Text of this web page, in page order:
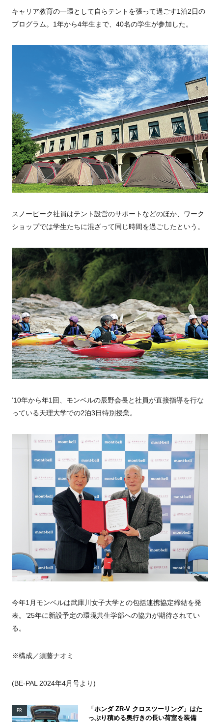
キャリア教育の一環として自らテントを張って過ごす1泊2日の
プログラム。1年から4年生まで、40名の学生が参加した。
スノーピーク社員はテント設営のサポートなどのほか、ワーク
ショップでは学生たちに混ざって同じ時間を過ごしたという。
’10年から年1回、モンベルの辰野会長と社員が直接指導を行な
っている天理大学での2泊3日特別授業。
今年1月モンベルは武庫川女子大学との包括連携協定締結を発
表。’25年に新設予定の環境共生学部への協力が期待されてい
る。
※構成／須藤ナオミ
(BE-PAL 2024年4月号より)
PR
「ホンダ ZR-V クロスツーリング」はた
っぷり積める奥行きの長い荷室を装備